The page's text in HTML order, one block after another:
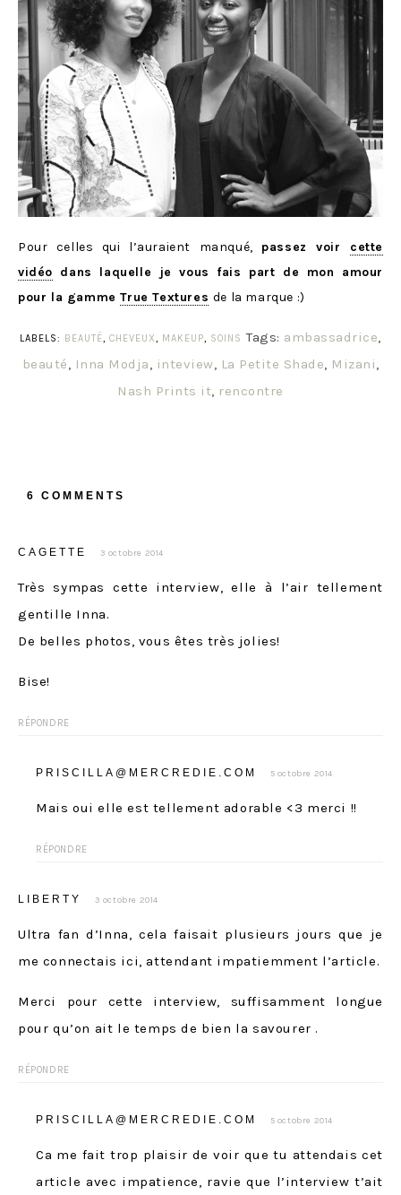
Pour celles qui l’auraient manqué, passez voir cette
vidéo dans laquelle je vous fais part de mon amour
pour la gammeTrue Textures de la marque :)
LABELS: BEAUTÉ ,CHEVEUX MAKEUP SOINS Tags: ambassadrice
beauté
Inna Modja inteview La Petite Shade Mizani
Nash Prints it
rencontre
6 COMMENTS
CAGETTE 3 octobre 2014
Très sympas cette interview, elle à l’air tellement
gentille Inna.
De belles photos, vous êtes très jolies!
Bise!
RÉPONDRE
PRISCILLA@MERCREDIE.COM 5 octobre 2014
Mais oui elle est tellement adorable <3 merci !!
RÉPONDRE
LIBERTY 3 octobre 2014
Ultra fan d’Inna, cela faisait plusieurs jours que je
me connectais ici, attendant impatiemment l’article.
Merci pour cette interview, suffisamment longue
pour qu’on ait le temps de bien la savourer .
RÉPONDRE
PRISCILLA@MERCREDIE.COM 5 octobre 2014
Ca me fait trop plaisir de voir que tu attendais cet
article avec impatience, ravie que l’interview t’ait